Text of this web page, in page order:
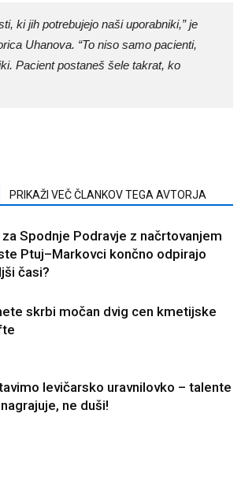
ki jih potrebujejo naši uporabniki,” je
Uhanova. “To niso samo pacienti,
Pacient postaneš šele takrat, ko
PRIKAŽI VEČ ČLANKOV TEGA AVTORJA
Spodnje Podravje z načrtovanjem
Ptuj–Markovci končno odpirajo
časi?
skrbi močan dvig cen kmetijske
levičarsko uravnilovko – talente
ne duši!